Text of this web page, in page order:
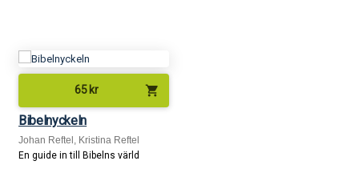
65 kr shopping_cart
Bibelnyckeln
Johan Reftel, Kristina Reftel
En guide in till Bibelns värld